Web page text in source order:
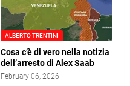
ALBERTO TRENTINI
Cosa c’è di vero nella notizia
dell’arresto di Alex Saab
February 06, 2026